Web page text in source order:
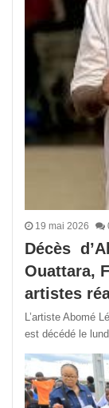
19 mai 2026
Décès
Ouattara,
artistes
L’artiste Abomé
est décédé le